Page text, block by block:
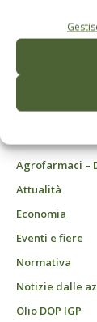
20157 Milano |
imprese di Milano:
Registrazione
registrata presso il
ROC "Poste
Agrofarmaci –
Attualità
Economia
Eventi e fiere
Normativa
Notizie dalle
Olio DOP IGP